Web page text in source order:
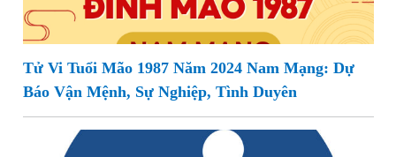
Tử Vi Tuổi Mão 1987 Năm 2024 Nam Mạng: Dự
Báo Vận Mệnh, Sự Nghiệp, Tình Duyên